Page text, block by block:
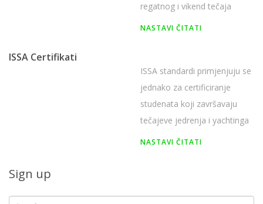
regatnog i vikend tečaja
jedrenja.
NASTAVI ČITATI
ISSA Certifikati
ISSA standardi primjenjuju se
jednako za certificiranje
studenata koji završavaju
tečajeve jedrenja i yachtinga
na svim razinama
NASTAVI ČITATI
Sign up